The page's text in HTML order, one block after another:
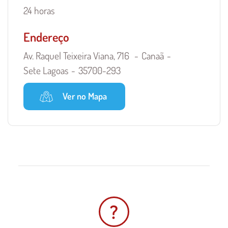
24 horas
Endereço
Av. Raquel Teixeira Viana, 716
Canaã
Sete Lagoas
35700-293
Ver no Mapa
?